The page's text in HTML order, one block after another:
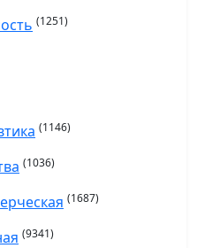
(1251)
(1146)
(1036)
(1687)
(9341)